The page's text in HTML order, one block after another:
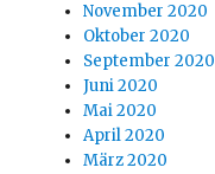
November 2020
Oktober 2020
September 2020
Juni 2020
Mai 2020
April 2020
März 2020